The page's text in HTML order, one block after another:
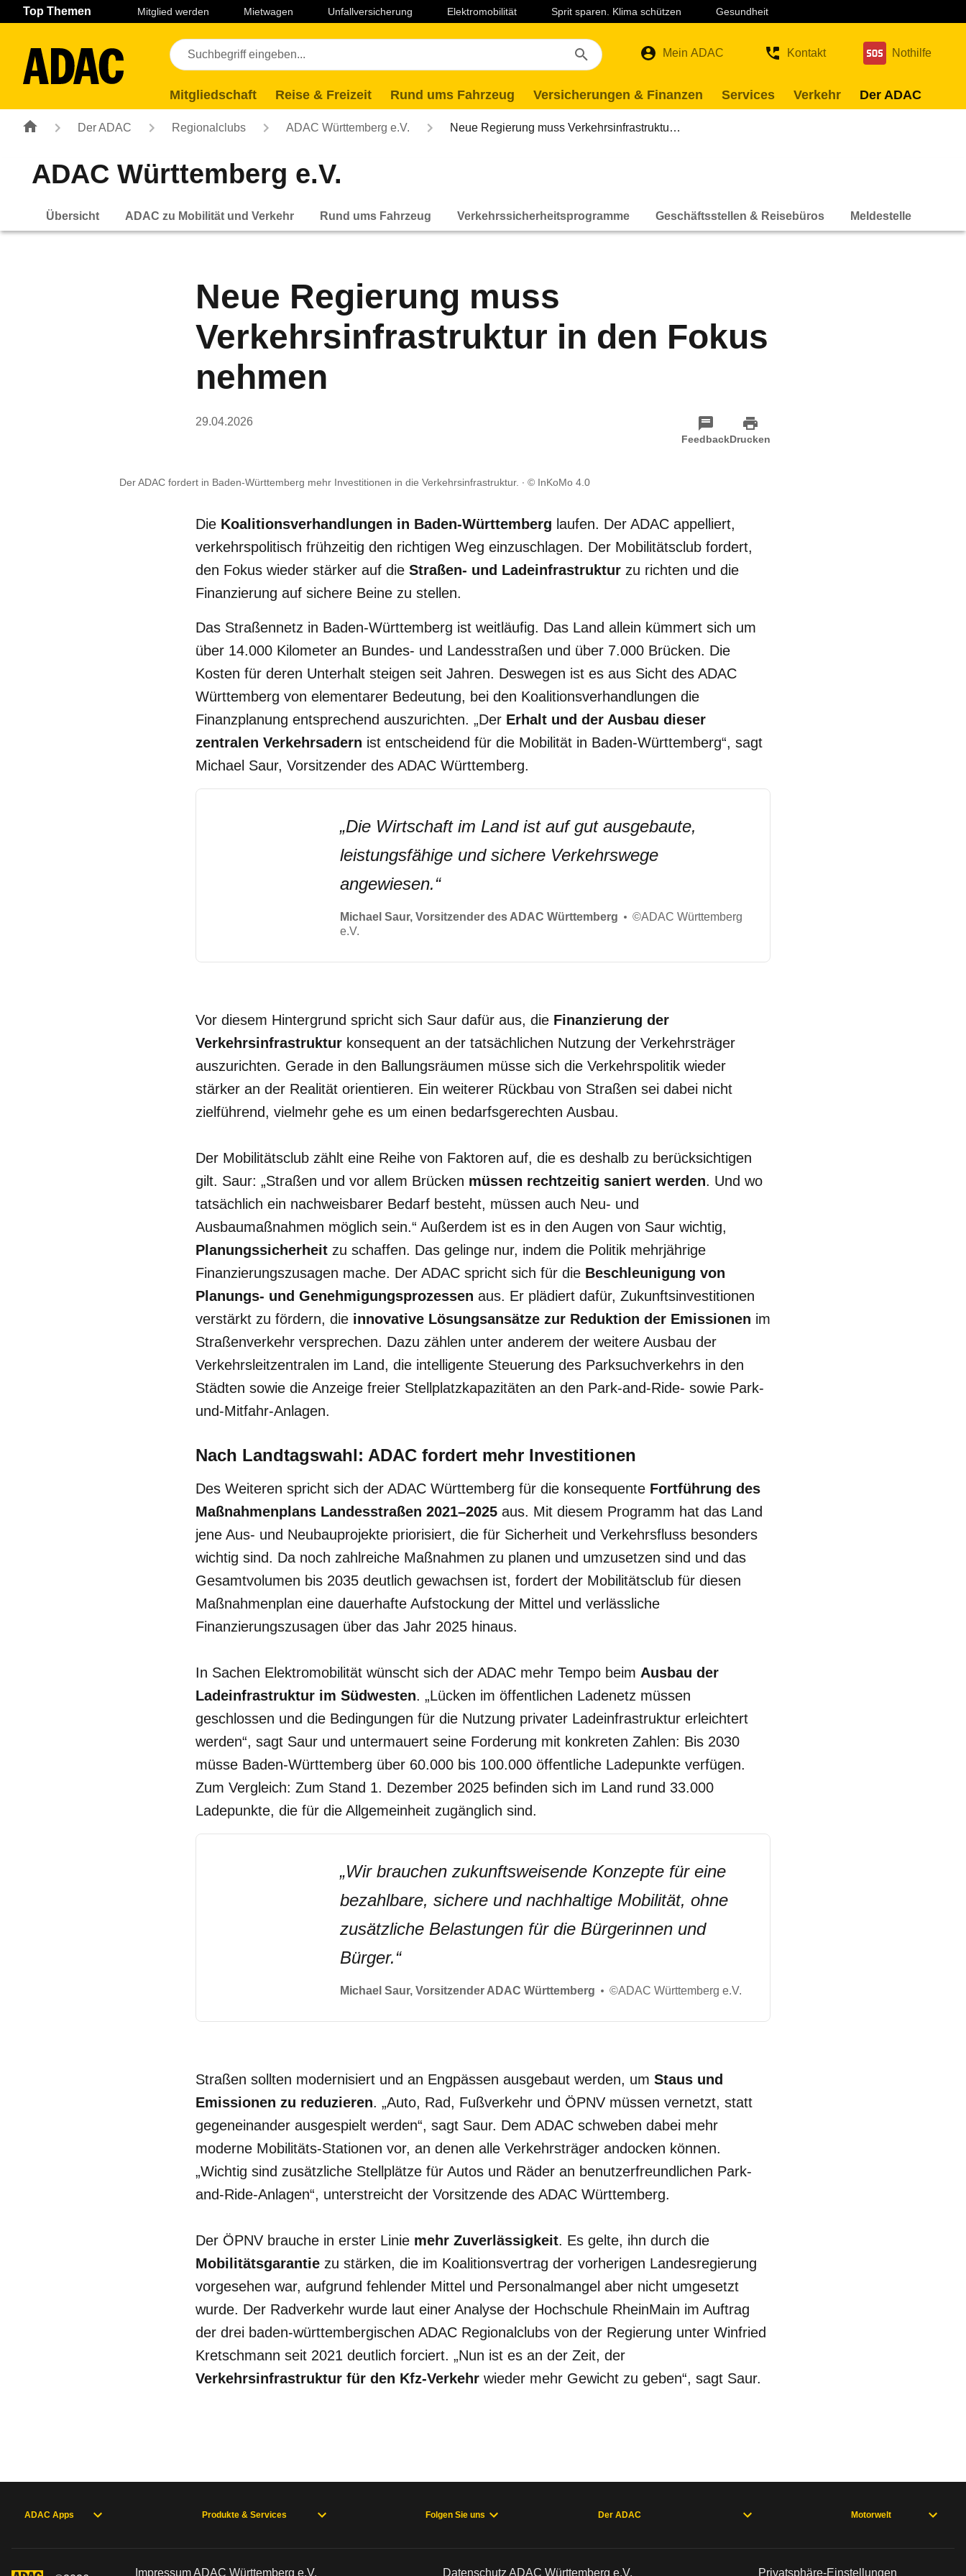
Navigation Seiteninhalt Fußzeile
Top Themen Mitglied werden Mietwagen Unfallversicherung Elektromobilität Sprit sparen. Klima schützen Gesundheit
Mein ADAC Kontakt Nothilfe
Mitgliedschaft Reise & Freizeit Rund ums Fahrzeug Versicherungen & Finanzen Services Verkehr Der ADAC
Der ADAC Regionalclubs ADAC Württemberg e.V. Neue Regierung muss Verkehrsinfrastruktu…
ADAC Württemberg e.V.
Übersicht ADAC zu Mobilität und Verkehr Rund ums Fahrzeug Verkehrssicherheitsprogramme Geschäftsstellen & Reisebüros Meldestelle
Neue Regierung muss
Verkehrsinfrastruktur in den Fokus
nehmen
29.04.2026
FeedbackDrucken
Der ADAC fordert in Baden-Württemberg mehr Investitionen in die Verkehrsinfrastruktur. © InKoMo 4.0
Die Koalitionsverhandlungen in Baden-Württemberg laufen. Der ADAC appelliert,
verkehrspolitisch frühzeitig den richtigen Weg einzuschlagen. Der Mobilitätsclub fordert,
den Fokus wieder stärker auf die Straßen- und Ladeinfrastruktur zu richten und die
Finanzierung auf sichere Beine zu stellen.
Das Straßennetz in Baden-Württemberg ist weitläufig. Das Land allein kümmert sich um
über 14.000 Kilometer an Bundes- und Landesstraßen und über 7.000 Brücken. Die
Kosten für deren Unterhalt steigen seit Jahren. Deswegen ist es aus Sicht des ADAC
Württemberg von elementarer Bedeutung, bei den Koalitionsverhandlungen die
Finanzplanung entsprechend auszurichten. „Der Erhalt und der Ausbau dieser
zentralen Verkehrsadern ist entscheidend für die Mobilität in Baden-Württemberg“, sagt
Michael Saur, Vorsitzender des ADAC Württemberg.
„Die Wirtschaft im Land ist auf gut ausgebaute,
leistungsfähige und sichere Verkehrswege
angewiesen.“
Michael Saur, Vorsitzender des ADAC Württemberg ©ADAC Württemberg
e.V.
Vor diesem Hintergrund spricht sich Saur dafür aus, die Finanzierung der
Verkehrsinfrastruktur konsequent an der tatsächlichen Nutzung der Verkehrsträger
auszurichten. Gerade in den Ballungsräumen müsse sich die Verkehrspolitik wieder
stärker an der Realität orientieren. Ein weiterer Rückbau von Straßen sei dabei nicht
zielführend, vielmehr gehe es um einen bedarfsgerechten Ausbau.
Der Mobilitätsclub zählt eine Reihe von Faktoren auf, die es deshalb zu berücksichtigen
gilt. Saur: „Straßen und vor allem Brücken müssen rechtzeitig saniert werden. Und wo
tatsächlich ein nachweisbarer Bedarf besteht, müssen auch Neu- und
Ausbaumaßnahmen möglich sein.“ Außerdem ist es in den Augen von Saur wichtig,
Planungssicherheit zu schaffen. Das gelinge nur, indem die Politik mehrjährige
Finanzierungszusagen mache. Der ADAC spricht sich für die Beschleunigung von
Planungs- und Genehmigungsprozessen aus. Er plädiert dafür, Zukunftsinvestitionen
verstärkt zu fördern, die innovative Lösungsansätze zur Reduktion der Emissionen im
Straßenverkehr versprechen. Dazu zählen unter anderem der weitere Ausbau der
Verkehrsleitzentralen im Land, die intelligente Steuerung des Parksuchverkehrs in den
Städten sowie die Anzeige freier Stellplatzkapazitäten an den Park-and-Ride- sowie Park-
und-Mitfahr-Anlagen.
Nach Landtagswahl: ADAC fordert mehr Investitionen
Des Weiteren spricht sich der ADAC Württemberg für die konsequente Fortführung des
Maßnahmenplans Landesstraßen 2021–2025 aus. Mit diesem Programm hat das Land
jene Aus- und Neubauprojekte priorisiert, die für Sicherheit und Verkehrsfluss besonders
wichtig sind. Da noch zahlreiche Maßnahmen zu planen und umzusetzen sind und das
Gesamtvolumen bis 2035 deutlich gewachsen ist, fordert der Mobilitätsclub für diesen
Maßnahmenplan eine dauerhafte Aufstockung der Mittel und verlässliche
Finanzierungszusagen über das Jahr 2025 hinaus.
In Sachen Elektromobilität wünscht sich der ADAC mehr Tempo beim Ausbau der
Ladeinfrastruktur im Südwesten. „Lücken im öffentlichen Ladenetz müssen
geschlossen und die Bedingungen für die Nutzung privater Ladeinfrastruktur erleichtert
werden“, sagt Saur und untermauert seine Forderung mit konkreten Zahlen: Bis 2030
müsse Baden-Württemberg über 60.000 bis 100.000 öffentliche Ladepunkte verfügen.
Zum Vergleich: Zum Stand 1. Dezember 2025 befinden sich im Land rund 33.000
Ladepunkte, die für die Allgemeinheit zugänglich sind.
„Wir brauchen zukunftsweisende Konzepte für eine
bezahlbare, sichere und nachhaltige Mobilität, ohne
zusätzliche Belastungen für die Bürgerinnen und
Bürger.“
Michael Saur, Vorsitzender ADAC Württemberg ©ADAC Württemberg e.V.
Straßen sollten modernisiert und an Engpässen ausgebaut werden, um Staus und
Emissionen zu reduzieren. „Auto, Rad, Fußverkehr und ÖPNV müssen vernetzt, statt
gegeneinander ausgespielt werden“, sagt Saur. Dem ADAC schweben dabei mehr
moderne Mobilitäts-Stationen vor, an denen alle Verkehrsträger andocken können.
„Wichtig sind zusätzliche Stellplätze für Autos und Räder an benutzerfreundlichen Park-
and-Ride-Anlagen“, unterstreicht der Vorsitzende des ADAC Württemberg.
Der ÖPNV brauche in erster Linie mehr Zuverlässigkeit. Es gelte, ihn durch die
Mobilitätsgarantie zu stärken, die im Koalitionsvertrag der vorherigen Landesregierung
vorgesehen war, aufgrund fehlender Mittel und Personalmangel aber nicht umgesetzt
wurde. Der Radverkehr wurde laut einer Analyse der Hochschule RheinMain im Auftrag
der drei baden-württembergischen ADAC Regionalclubs von der Regierung unter Winfried
Kretschmann seit 2021 deutlich forciert. „Nun ist es an der Zeit, der
Verkehrsinfrastruktur für den Kfz-Verkehr wieder mehr Gewicht zu geben“, sagt Saur.
ADAC Apps Produkte & Services Folgen Sie uns Der ADAC Motorwelt
Impressum ADAC Württemberg e.V. Datenschutz ADAC Württemberg e.V. Privatsphäre-Einstellungen